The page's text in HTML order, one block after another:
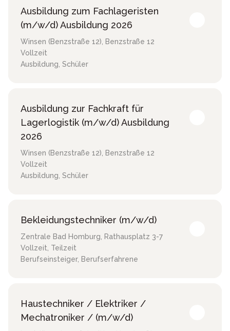
Ausbildung zum Fachlageristen
(m/w/d) Ausbildung 2026
Winsen (Benzstraße 12), Benzstraße 12
Vollzeit
Ausbildung, Schüler
Ausbildung zur Fachkraft für
Lagerlogistik (m/w/d) Ausbildung
2026
Winsen (Benzstraße 12), Benzstraße 12
Vollzeit
Ausbildung, Schüler
Bekleidungstechniker (m/w/d)
Zentrale Bad Homburg, Rathausplatz 3-7
Vollzeit, Teilzeit
Berufseinsteiger, Berufserfahrene
Haustechniker / Elektriker /
Mechatroniker / (m/w/d)